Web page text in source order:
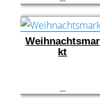
Weihnachtsmar
kt